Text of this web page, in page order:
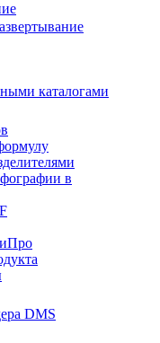
каталогами
в
DMS